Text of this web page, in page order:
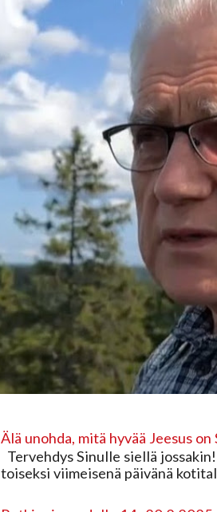
Älä unohda, mitä hyvää Jeesus
Tervehdys Sinulle siellä
toiseksi viimeisenä päivänä